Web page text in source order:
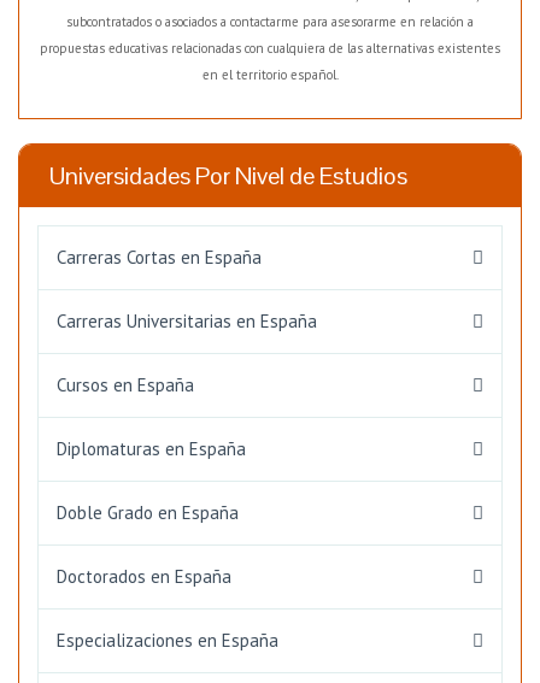
subcontratados o asociados a contactarme para asesorarme en relación a
propuestas educativas relacionadas con cualquiera de las alternativas existentes
en el territorio español.
Universidades Por Nivel de Estudios
Carreras Cortas en España
Carreras Universitarias en España
Cursos en España
Diplomaturas en España
Doble Grado en España
Doctorados en España
Especializaciones en España